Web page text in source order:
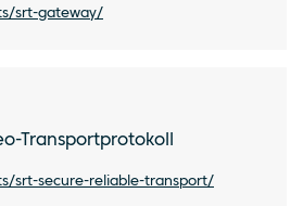
srt-gateway/
Transportprotokoll
srt-secure-reliable-transport/